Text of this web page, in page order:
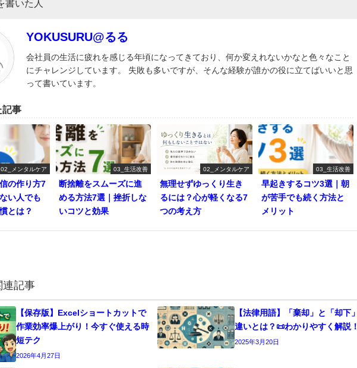
書いた人
YOKUSURU@るる
会社員の生活に疲れを感じる年頃になってきており、何か変えれないかなと色々なこと
にチャレンジしています。 失敗も多いですが、そんな経験が誰かの役に立てばいいと思
って書いています。
記事
02_メンタルケア
の作り方7
い人でも
とは？
03_生活改善
断捨離をスムーズに進
める方法7選｜挫折しな
いコツと効果
02_メンタルケア
無理せずゆっくり生き
るには？心が軽くなる7
つの考え方
03_生活改善
早起きするコツ3選｜朝
が苦手でも続く方法と
メリット
連記事
【保存版】Excelショートカットで
作業効率爆上がり！今すぐ使える時
短テク
2026年4月27日
【法律用語】「棄却」と「却下
違いとは？📜わかりやすく解説
2025年3月20日